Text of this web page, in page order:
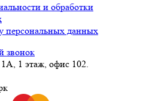
и обработки
персональных данных
звонок
1 этаж, офис 102.